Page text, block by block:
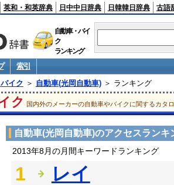
英和・和英辞典 日中中日辞典 日韓韓日辞典 古語
自動車・バイ
ク
ランキング
索引
イク ＞ 自動車(光岡自動車)＞ ランキング
ク 国内外のメーカーの自動車やバイクに関するカタ
自動車(光岡自動車)のアクセスランキ
2013年8月の月間キーワードランキング
1
レイ